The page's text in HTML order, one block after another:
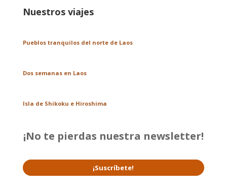
Nuestros viajes
Pueblos tranquilos del norte de Laos
Dos semanas en Laos
Isla de Shikoku e Hiroshima
¡No te pierdas nuestra newsletter!
¡Suscríbete!